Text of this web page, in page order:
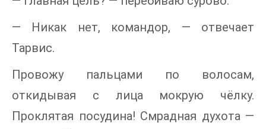
— Никак нет, командор, — отвечает
Тарвис.
Провожу пальцами по волосам,
откидывая с лица мокрую чёлку.
Проклятая посудина! Смрадная духота —